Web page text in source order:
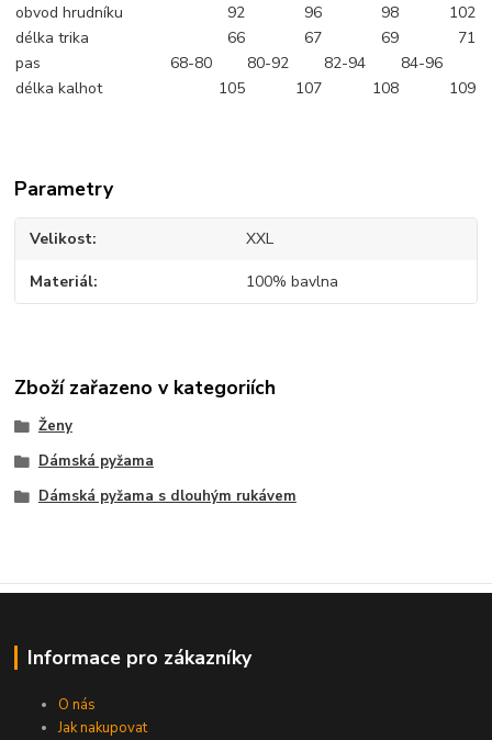
obvod hrudníku
92 96 98
102
délka trika
66 67 69
71
pas
68-80 80-92 82-94
84-96
délka kalhot
105 107 108 109
Parametry
Velikost XXL
Materiál 100% bavlna
Zboží zařazeno v kategoriích
Ženy
Dámská pyžama
Dámská pyžama s dlouhým rukávem
Informace pro zákazníky
O nás
Jak nakupovat